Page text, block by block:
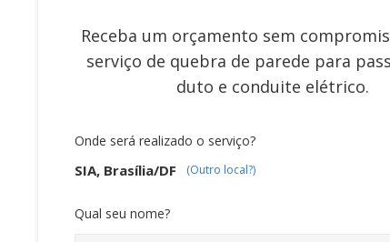
Receba um orçamento sem
serviço de quebra de parede para
duto e conduite elétrico.
Onde será realizado o serviço?
SIA, Brasília/DF (Outro local?)
Qual seu nome?